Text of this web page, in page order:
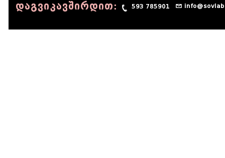
დაგვიკავშირდით: 593 785901